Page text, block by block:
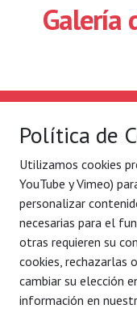
Galería
Quiénes somos
Con quién
Contacto
Legal
Aviso legal
Política de privacidad
Política de
Utilizamos cookies
YouTube y Vimeo)
personalizar
necesarias para el
otras requieren su
cookies, rechazarlas
cambiar su elección
información en